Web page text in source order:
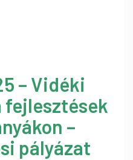
– Vidéki
–
pályázat